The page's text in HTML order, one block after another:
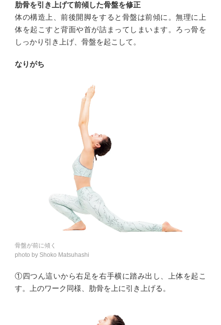
肋骨を引き上げて前傾した骨盤を修正
体の構造上、前後開脚をすると骨盤は前傾に。無理に上
体を起こすと背面や首が詰まってしまいます。ろっ骨を
しっかり引き上げ、骨盤を起こして。
なりがち
骨盤が前に傾く
photo by Shoko Matsuhashi
①四つん這いから右足を右手横に踏み出し、上体を起こ
す。上のワーク同様、肋骨を上に引き上げる。